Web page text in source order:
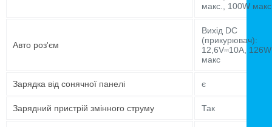
макс., 100W макс
Авто роз'єм
Вихід DC
(прикурювач):
12,6V⎓10A, 126W
макс
Зарядка від сонячної панелі є
Зарядний пристрій змінного струму Так